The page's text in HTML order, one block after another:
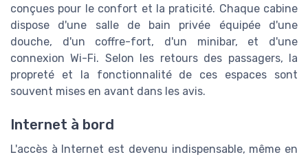
conçues pour le confort et la praticité. Chaque cabine
dispose d'une salle de bain privée équipée d'une
douche, d'un coffre-fort, d'un minibar, et d'une
connexion Wi-Fi. Selon les retours des passagers, la
propreté et la fonctionnalité de ces espaces sont
souvent mises en avant dans les avis.
Internet à bord
L'accès à Internet est devenu indispensable, même en